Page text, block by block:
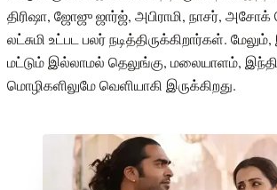
திரிஷா, ஜோஜு ஜார்ஜ், அபிராமி, நாசர்,
லட்சுமி உட்பட பலர் நடித்திருக்கிறார்கள்.
மட்டும் இல்லாமல் தெலுங்கு, மலையாளம்,
மொழிகளிலுமே வெளியாகி இருக்கிறது.